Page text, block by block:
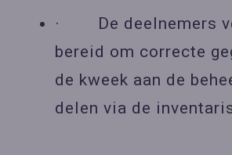
· De deelnemers
bereid om correcte
de kweek aan de
delen via de